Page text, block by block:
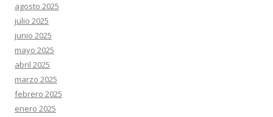
agosto 2025
julio 2025
junio 2025
mayo 2025
abril 2025
marzo 2025
febrero 2025
enero 2025